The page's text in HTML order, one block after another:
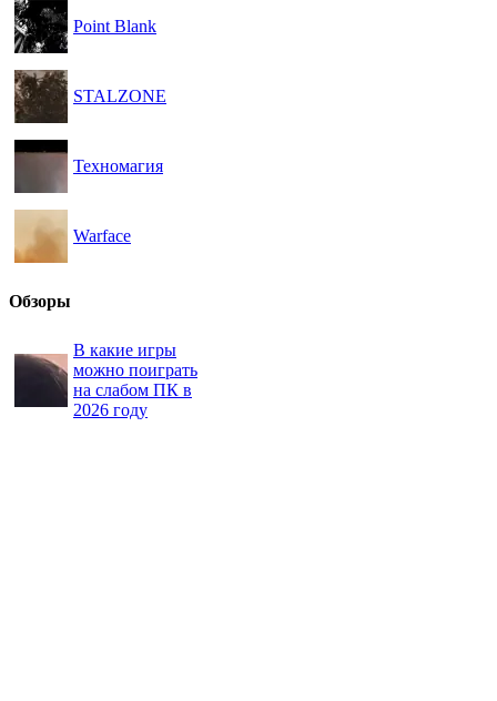
Point Blank
STALZONE
Техномагия
Warface
Обзоры
В какие игры
можно поиграть
на слабом ПК в
2026 году